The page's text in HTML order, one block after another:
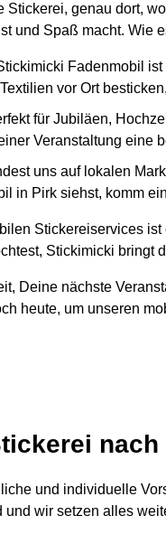
Stickerei, genau dort,
und Spaß macht. Wie
Fadenmobil
vor Ort
für Jubiläen,
Veranstaltung eine
uns auf lokalen
in Pirk siehst, komm
Stickereiservices
Stickimicki bringt
Deine nächste
heute, um unseren
nach
und individuelle
wir setzen alles